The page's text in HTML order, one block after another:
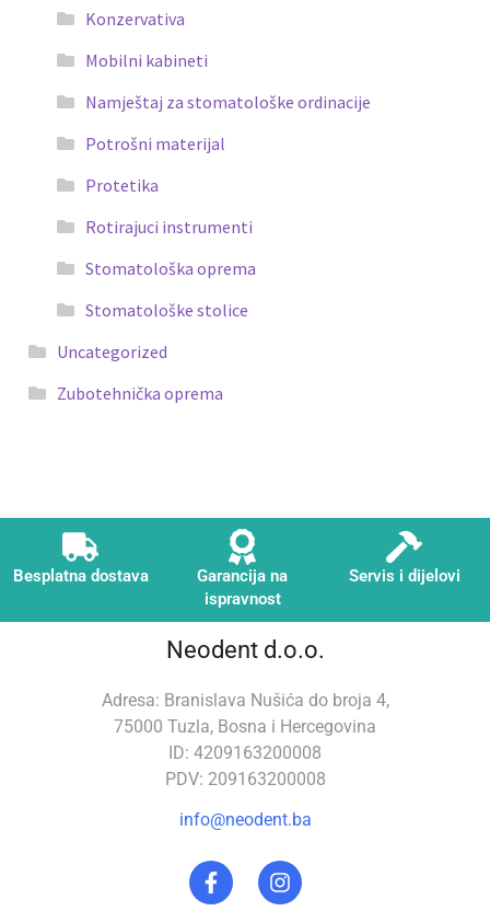
Konzervativa
Mobilni kabineti
Namještaj za stomatološke ordinacije
Potrošni materijal
Protetika
Rotirajuci instrumenti
Stomatološka oprema
Stomatološke stolice
Uncategorized
Zubotehnička oprema
Besplatna dostava
Garancija na
ispravnost
Servis i dijelovi
Neodent d.o.o.
Adresa: Branislava Nušića do broja 4,
75000 Tuzla, Bosna i Hercegovina
ID: 4209163200008
PDV: 209163200008
info@neodent.ba